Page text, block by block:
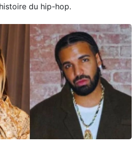
du hip-hop.